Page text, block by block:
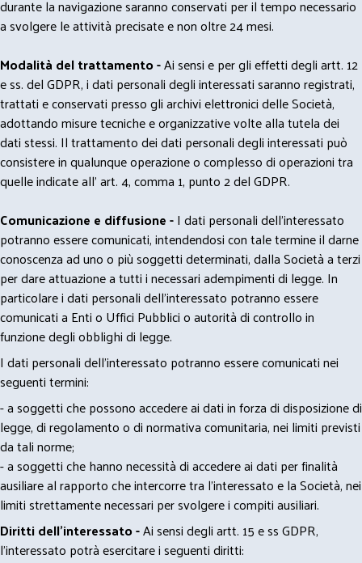
durante la navigazione saranno conservati per il tempo necessario
a svolgere le attività precisate e non oltre 24 mesi.
Modalità del trattamento -Ai sensi e per gli effetti degli artt. 12
e ss. del GDPR, i dati personali degli interessati saranno registrati,
trattati e conservati presso gli archivi elettronici delle Società,
adottando misure tecniche e organizzative volte alla tutela dei
dati stessi. Il trattamento dei dati personali degli interessati può
consistere in qualunque operazione o complesso di operazioni tra
quelle indicate all' art. 4, comma 1, punto 2 del GDPR.
Comunicazione e diffusione -I dati personali dell’interessato
potranno essere comunicati, intendendosi con tale termine il darne
conoscenza ad uno o più soggetti determinati, dalla Società a terzi
per dare attuazione a tutti i necessari adempimenti di legge. In
particolare i dati personali dell’interessato potranno essere
comunicati a Enti o Uffici Pubblici o autorità di controllo in
funzione degli obblighi di legge.
I dati personali dell’interessato potranno essere comunicati nei
seguenti termini:
- a soggetti che possono accedere ai dati in forza di disposizione di
legge, di regolamento o di normativa comunitaria, nei limiti previsti
da tali norme;
- a soggetti che hanno necessità di accedere ai dati per finalità
ausiliare al rapporto che intercorre tra l’interessato e la Società, nei
limiti strettamente necessari per svolgere i compiti ausiliari.
Diritti dell’interessato -Ai sensi degli artt. 15 e ss GDPR,
l’interessato potrà esercitare i seguenti diritti: